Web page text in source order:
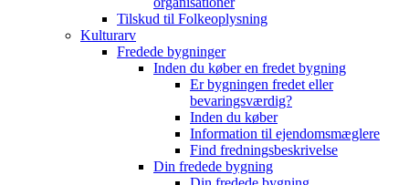
Tilskud til Folkeoplysning
Kulturarv
Fredede bygninger
Inden du køber en fredet bygning
Er bygningen fredet eller
bevaringsværdig?
Inden du køber
Information til ejendomsmæglere
Find fredningsbeskrivelse
Din fredede bygning